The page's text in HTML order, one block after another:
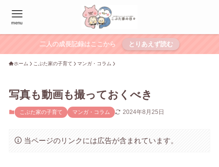
menu
二人の成長記録はここから とりあえず読む
ホーム こぶた家の子育て マンガ・コラム
写真も動画も撮っておくべき
こぶた家の子育て マンガ・コラム 2024年8月25日
当ページのリンクには広告が含まれています。